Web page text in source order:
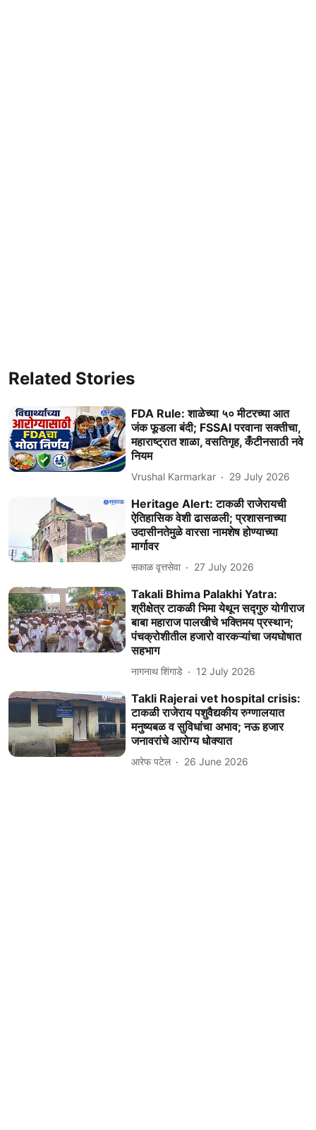
Related Stories
FDA Rule: शाळेच्या ५० मीटरच्या आत
जंक फूडला बंदी; FSSAI परवाना सक्तीचा,
महाराष्ट्रात शाळा, वसतिगृह, कँटीनसाठी नवे
नियम
Vrushal Karmarkar 29 July 2026
Heritage Alert: टाकळी राजेरायची
ऐतिहासिक वेशी ढासळली; प्रशासनाच्या
उदासीनतेमुळे वारसा नामशेष होण्याच्या
मार्गावर
सकाळ वृत्तसेवा 27 July 2026
Takali Bhima Palakhi Yatra:
श्रीक्षेत्र टाकळी भिमा येथून सद्गुरु योगीराज
बाबा महाराज पालखीचे भक्तिमय प्रस्थान;
पंचक्रोशीतील हजारो वारकऱ्यांचा जयघोषात
सहभाग
नागनाथ शिंगाडे 12 July 2026
Takli Rajerai vet hospital crisis:
टाकळी राजेराय पशुवैद्यकीय रुग्णालयात
मनुष्यबळ व सुविधांचा अभाव; नऊ हजार
जनावरांचे आरोग्य धोक्यात
आरेफ पटेल 26 June 2026